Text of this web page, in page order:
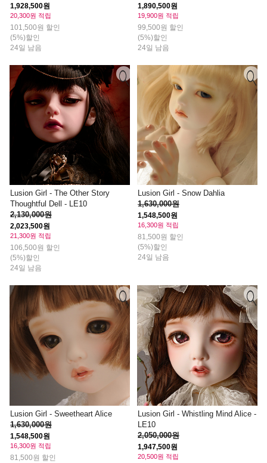
1,928,500원
20,300원 적립
101,500원 할인
(5%)할인
24일 남음
1,890,500원
19,900원 적립
99,500원 할인
(5%)할인
24일 남음
Lusion Girl - The Other Story
Thoughtful Dell - LE10
2,130,000원
2,023,500원
21,300원 적립
106,500원 할인
(5%)할인
24일 남음
Lusion Girl - Snow Dahlia
1,630,000원
1,548,500원
16,300원 적립
81,500원 할인
(5%)할인
24일 남음
Lusion Girl - Sweetheart Alice
1,630,000원
1,548,500원
16,300원 적립
81,500원 할인
Lusion Girl - Whistling Mind Alice -
LE10
2,050,000원
1,947,500원
20,500원 적립